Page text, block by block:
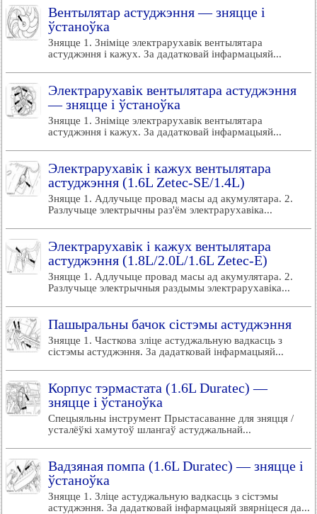
Вентылятар астуджэння — зняцце і
ўстаноўка
Зняцце 1. Зніміце электрарухавік вентылятара
астуджэння і кажух. За дадатковай інфармацыяй...
Электрарухавік вентылятара астуджэння
— зняцце і ўстаноўка
Зняцце 1. Зніміце электрарухавік вентылятара
астуджэння і кажух. За дадатковай інфармацыяй...
Электрарухавік і кажух вентылятара
астуджэння (1.6L Zetec-SE/1.4L)
Зняцце 1. Адлучыце провад масы ад акумулятара. 2.
Разлучыце электрычны раз'ём электрарухавіка...
Электрарухавік і кажух вентылятара
астуджэння (1.8L/2.0L/1.6L Zetec-E)
Зняцце 1. Адлучыце провад масы ад акумулятара. 2.
Разлучыце электрычныя раздымы электрарухавіка...
Пашыральны бачок сістэмы астуджэння
Зняцце 1. Часткова зліце астуджальную вадкасць з
сістэмы астуджэння. За дадатковай інфармацыяй...
Корпус тэрмастата (1.6L Duratec) —
зняцце і ўстаноўка
Спецыяльны інструмент Прыстасаванне для зняцця /
усталёўкі хамутоў шлангаў астуджальнай...
Вадзяная помпа (1.6L Duratec) — зняцце і
ўстаноўка
Зняцце 1. Зліце астуджальную вадкасць з сістэмы
астуджэння. За дадатковай інфармацыяй звярніцеся да...